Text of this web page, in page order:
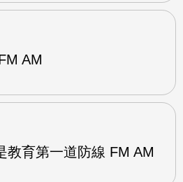
AM
教育第一道防線 FM AM